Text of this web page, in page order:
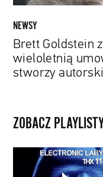
Bros.
Aktor
autorskie
programy
NEWSY
Brett Goldstein
wieloletnią
stworzy
ZOBACZ